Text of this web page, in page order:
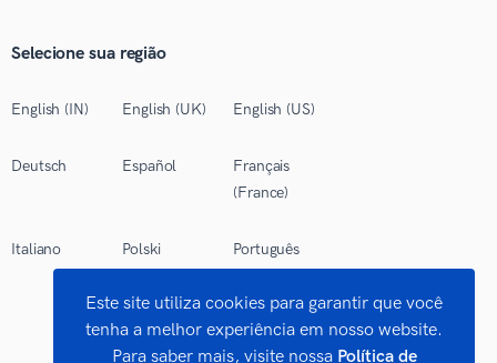
Selecione sua região
English (IN) English (UK) English (US)
Deutsch Español
Français
(France)
Italiano Polski
Português
Este site utiliza cookies para garantir que você
tenha a melhor experiência em nosso website.
Para saber mais, visite nossa Política de